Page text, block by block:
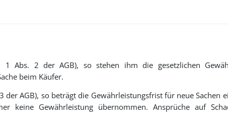
Abs. 2 der AGB), so stehen ihm die gesetzlichen
beim Käufer.
AGB), so beträgt die Gewährleistungsfrist für neue Sachen
keine Gewährleistung übernommen. Ansprüche auf